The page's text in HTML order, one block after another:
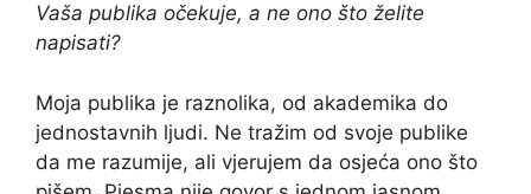
Vaša publika očekuje, a ne ono što želite
napisati?
Moja publika je raznolika, od akademika do
jednostavnih ljudi. Ne tražim od svoje publike
da me razumije, ali vjerujem da osjeća ono što